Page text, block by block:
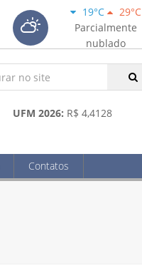
19°C
29°C
Parcialmente
nublado
UFM 2026: R$ 4,4128
Contatos